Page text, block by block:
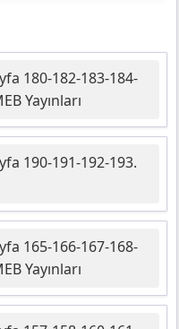
180-182-183-184-
Yayınları
190-191-192-193.
165-166-167-168-
Yayınları